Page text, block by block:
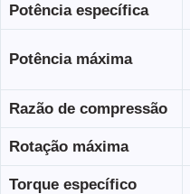
Potência específica
Potência máxima
Razão de compressão
Rotação máxima
Torque específico